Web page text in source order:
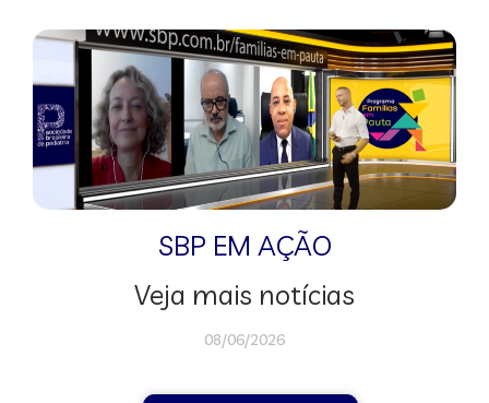
SBP EM AÇÃO
Veja mais notícias
08/06/2026